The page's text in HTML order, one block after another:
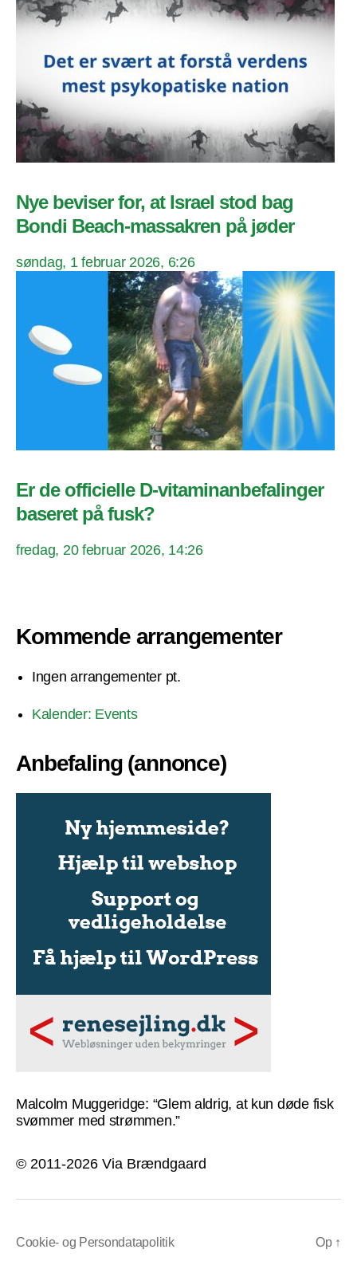
Nye beviser for, at Israel stod bag
Bondi Beach-massakren på jøder
søndag, 1 februar 2026, 6:26
Er de officielle D-vitaminanbefalinger
baseret på fusk?
fredag, 20 februar 2026, 14:26
Kommende arrangementer
Ingen arrangementer pt.
Kalender: Events
Anbefaling (annonce)
Malcolm Muggeridge: “Glem aldrig, at kun døde fisk
svømmer med strømmen.”
© 2011-2026 Via Brændgaard
Cookie- og Persondatapolitik Op ↑